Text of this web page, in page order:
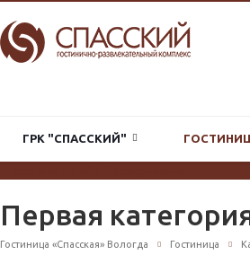
ГРК "СПАССКИЙ"
Первая
Гостиница «Спасская» Вологда Гостиница